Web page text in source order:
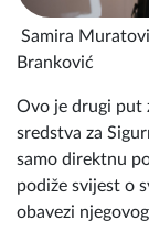
Samira
Branković
Ovo je drugi put
sredstva za
samo direktnu
podiže svijest o
obavezi